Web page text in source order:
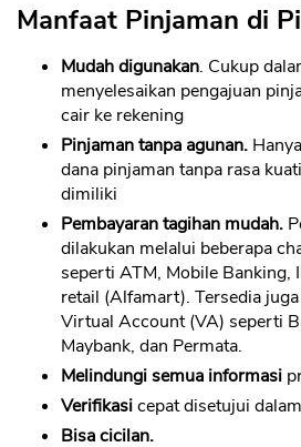
Manfaat Pinjaman di
Mudah digunakan. Cukup
menyelesaikan pengajuan
cair ke rekening
Pinjaman tanpa agunan.
dana pinjaman tanpa rasa
dimiliki
Pembayaran tagihan mudah.
dilakukan melalui beberapa
seperti ATM, Mobile Banking,
retail (Alfamart). Tersedia
Virtual Account (VA) seperti
Maybank, dan Permata.
Melindungi semua informasi
Verifikasicepat disetujui
Bisa cicilan.